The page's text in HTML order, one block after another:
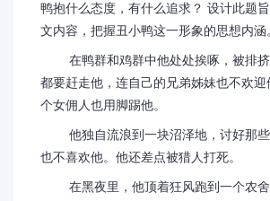
鸭抱什么态度，有什么追求？ 设计此题
文内容，把握丑小鸭这一形象的思想内涵
在鸭群和鸡群中他处处挨啄，被排挤
都要赶走他，连自己的兄弟姊妹也不欢迎
个女佣人也用脚踢他。
他独自流浪到一块沼泽地，讨好那些
也不喜欢他。他还差点被猎人打死。
在黑夜里，他顶着狂风跑到一个农舍